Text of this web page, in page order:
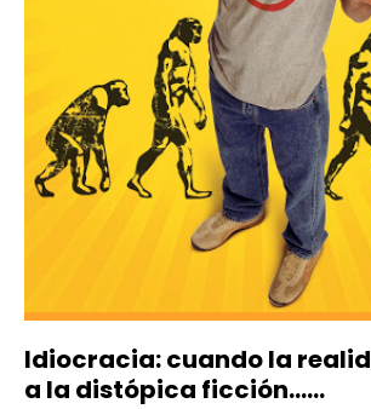
Idiocracia: cuando la
a la distópica ficción……